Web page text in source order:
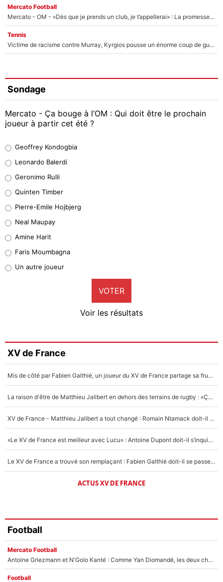
Mercato Football
Mercato - OM - «Dès que je prends un club, je t’appellerai» : La promesse de Marcelino au moment de claquer la porte
Tennis
Victime de racisme contre Murray, Kyrgios pousse un énorme coup de gueule !
Sondage
Mercato - Ça bouge à l’OM : Qui doit être le prochain
joueur à partir cet été ?
38%
32%
5%
1%
9%
Faris Moumbagna
4%
Un autre joueur
5%
Geoffrey Kondogbia
Leonardo Balerdi
Geronimo Rulli
Quinten Timber
Pierre-Emile Hojbjerg
Neal Maupay
Amine Harit
Faris Moumbagna
Un autre joueur
VOTER
Voir les résultats
XV de France
Mis de côté par Fabien Galthié, un joueur du XV de France partage sa frustration : «ils ne me l’ont pas dit tout de suite»
La raison d'être de Matthieu Jalibert en dehors des terrains de rugby : «Ça m'atteint autant que si tu touches à un membre de ma famille»
XV de France - Matthieu Jalibert a tout changé : Romain Ntamack doit-il s’inquiéter pour sa place à un an de la Coupe du monde ?
«Le XV de France est meilleur avec Lucu» : Antoine Dupont doit-il s’inquiéter pour sa place ?
Le XV de France a trouvé son remplaçant : Fabien Galthié doit-il se passer d'Antoine Dupont ?
ACTUS XV DE FRANCE
Football
Mercato Football
Antoine Griezmann et N'Golo Kanté : Comme Yan Diomandé, les deux champions du monde ont refusé de signer au PSG !
Football